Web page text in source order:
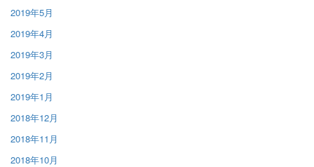
2019年5月
2019年4月
2019年3月
2019年2月
2019年1月
2018年12月
2018年11月
2018年10月